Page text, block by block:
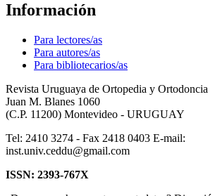
Información
Para lectores/as
Para autores/as
Para bibliotecarios/as
Revista Uruguaya de Ortopedia y Ortodoncia
Juan M. Blanes 1060
(C.P. 11200) Montevideo - URUGUAY
Tel: 2410 3274 - Fax 2418 0403 E-mail:
inst.univ.ceddu@gmail.com
ISSN: 2393-767X